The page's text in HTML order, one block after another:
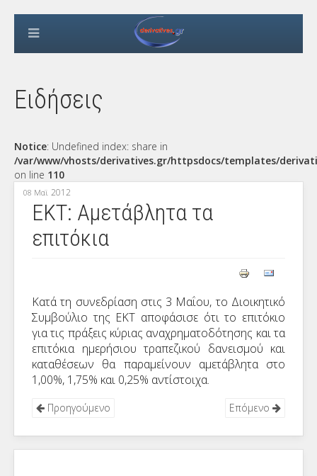
Ειδήσεις
Notice: Undefined index: share in
/var/www/vhosts/derivatives.gr/httpsdocs/templates/
on line 110
08 Μαϊ 2012
ΕΚΤ: Αμετάβλητα τα
επιτόκια
Κατά τη συνεδρίαση στις 3 Μαΐου, το Διοικητικό
Συμβούλιο της ΕΚΤ αποφάσισε ότι το επιτόκιο
για τις πράξεις κύριας αναχρηματοδότησης και τα
επιτόκια ημερήσιου τραπεζικού δανεισμού και
καταθέσεων θα παραμείνουν αμετάβλητα στο
1,00%, 1,75% και 0,25% αντίστοιχα.
Προηγούμενο Επόμενο